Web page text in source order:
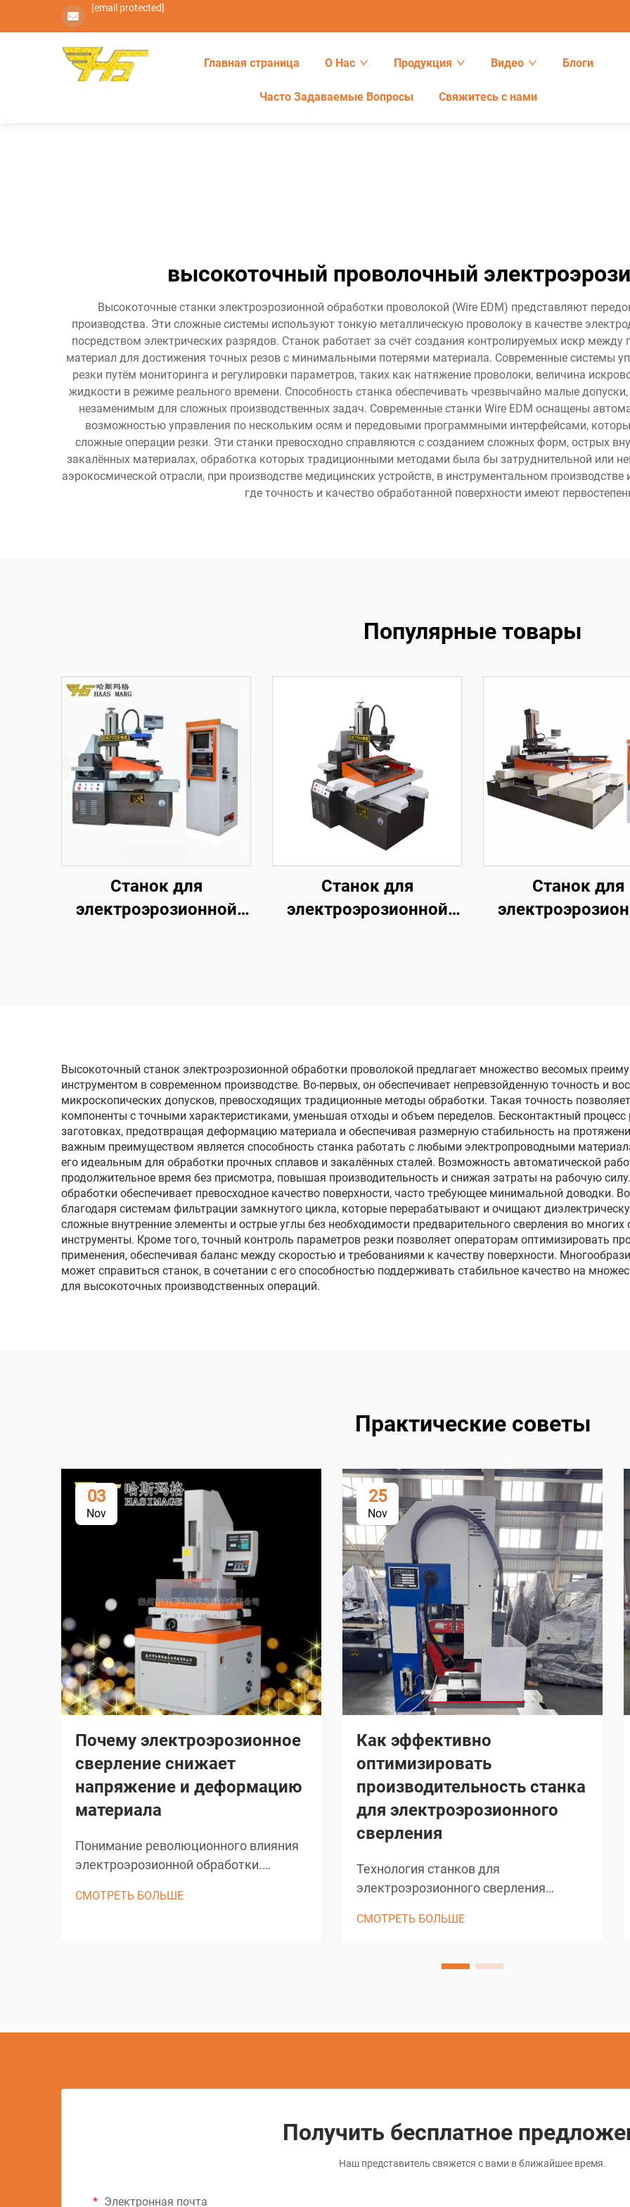
[email protected]
Главная страница О Нас Продукция Видео Блоги
Часто Задаваемые Вопросы Свяжитесь с нами
высокоточный проволочный
Высокоточные станки электроэрозионной обработки проволокой (Wire EDM) представляют
производства. Эти сложные системы используют тонкую металлическую проволоку в качестве
посредством электрических разрядов. Станок работает за счёт создания контролируемых искр
материал для достижения точных резов с минимальными потерями материала. Современные системы
резки путём мониторинга и регулировки параметров, таких как натяжение проволоки, величина
жидкости в режиме реального времени. Способность станка обеспечивать чрезвычайно малые
незаменимым для сложных производственных задач. Современные станки Wire EDM оснащены
возможностью управления по нескольким осям и передовыми программными интерфейсами,
сложные операции резки. Эти станки превосходно справляются с созданием сложных форм, острых
закалённых материалах, обработка которых традиционными методами была бы затруднительной или
аэрокосмической отрасли, при производстве медицинских устройств, в инструментальном
где точность и качество обработанной поверхности имеют
Популярные товары
Станок для
электроэрозионной
Станок для
электроэрозионной
Станок для
Высокоточный станок электроэрозионной обработки проволокой предлагает множество весомых
инструментом в современном производстве. Во-первых, он обеспечивает непревзойденную точность и
микроскопических допусков, превосходящих традиционные методы обработки. Такая точность
компоненты с точными характеристиками, уменьшая отходы и объем переделов. Бесконтактный
заготовках, предотвращая деформацию материала и обеспечивая размерную стабильность на
важным преимуществом является способность станка работать с любыми электропроводными
его идеальным для обработки прочных сплавов и закалённых сталей. Возможность автоматической
продолжительное время без присмотра, повышая производительность и снижая затраты на рабочую
обработки обеспечивает превосходное качество поверхности, часто требующее минимальной
благодаря системам фильтрации замкнутого цикла, которые перерабатывают и очищают
сложные внутренние элементы и острые углы без необходимости предварительного сверления во
инструменты. Кроме того, точный контроль параметров резки позволяет операторам оптимизировать
применения, обеспечивая баланс между скоростью и требованиями к качеству поверхности.
может справиться станок, в сочетании с его способностью поддерживать стабильное качество на
для высокоточных производственных операций.
Практические советы
03
Nov
Почему электроэрозионное
сверление снижает
напряжение и деформацию
материала
Понимание революционного влияния
электроэрозионной обработки.
электроэрозионной обработки
предварительных...
СМОТРЕТЬ БОЛЬШЕ
25
Nov
Как эффективно
оптимизировать
производительность станка
для электроэрозионного
сверления
Технология станков для
электроэрозионного сверления
прецизионного производства в
сверления микроотверстий. Эти
СМОТРЕТЬ БОЛЬШЕ
Получить бесплатное
Наш представитель свяжется с вами в ближайшее время.
Электронная почта